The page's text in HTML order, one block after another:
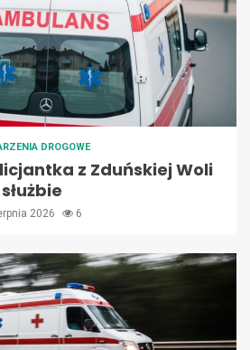
DROGOWE
z Zduńskiej Woli
2026 6